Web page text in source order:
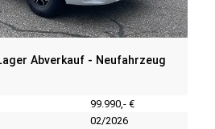
Abverkauf - Neufahrzeug
99.990,- €
02/2026